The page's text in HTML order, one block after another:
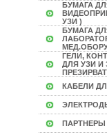
БУМАГА
УЗИ )
БУМАГА
ГЕЛИ,
ДЛЯ УЗИ И
КАБЕЛИ
ПАРТНЕРЫ